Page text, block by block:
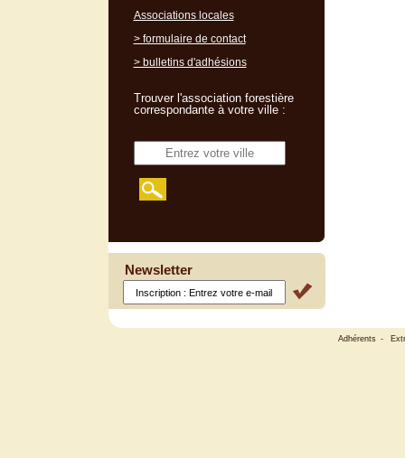
Associations locales
> formulaire de contact
> bulletins d'adhésions
Trouver l'association forestière
correspondante à votre ville :
Newsletter
Adhérents -